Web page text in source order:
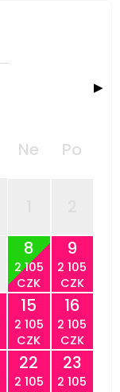
▶
Ne Po
8
2 105
CZK
9
2 105
CZK
15
2 105
CZK
16
2 105
CZK
22
2 105
23
2 105